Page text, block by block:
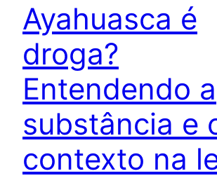
Ayahuasca é
droga?
Entendendo a
substância e
contexto na